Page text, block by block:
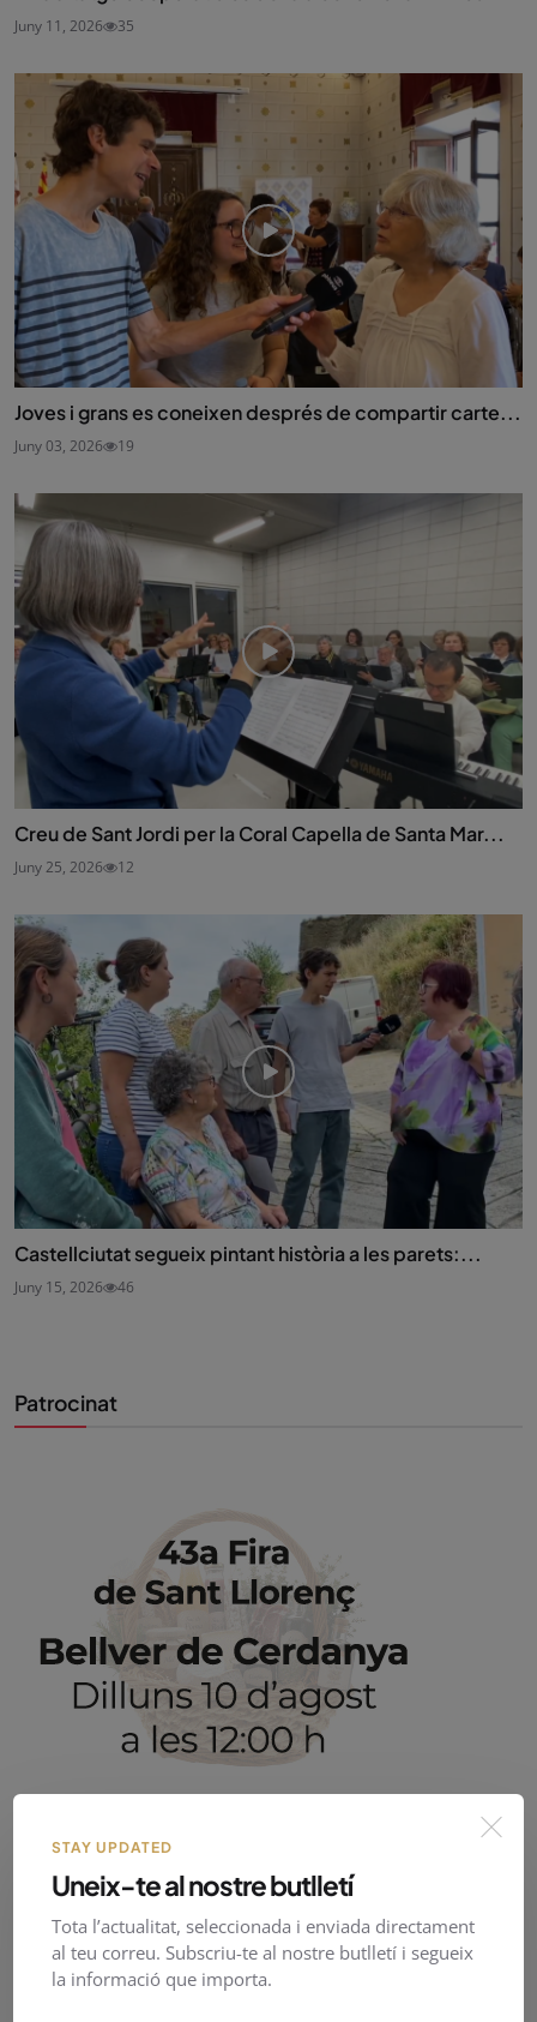
Juny 11, 2026 35
Joves i grans es coneixen després de compartir carte...
Juny 03, 2026 19
Creu de Sant Jordi per la Coral Capella de Santa Mar...
Juny 25, 2026 12
Castellciutat segueix pintant història a les parets:...
Juny 15, 2026 46
Patrocinat
PirineusTV en directe
STAY UPDATED
Uneix-te al nostre butlletí
Tota l’actualitat, seleccionada i enviada directament
al teu correu. Subscriu-te al nostre butlletí i segueix
la informació que importa.